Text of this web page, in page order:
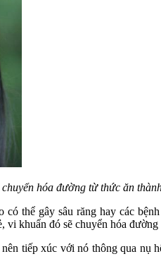
hóa đường từ thức ăn
thể gây sâu răng hay các
khuẩn đó sẽ chuyển hóa
tiếp xúc với nó thông qua